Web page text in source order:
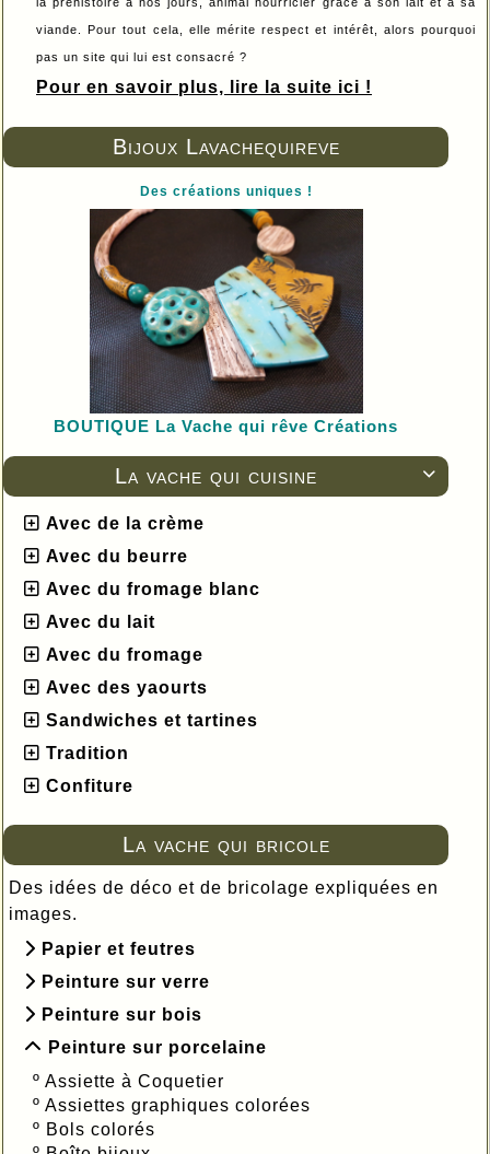
Bijoux Lavachequireve
Des créations uniques !
BOUTIQUE La Vache qui rêve Créations

La vache qui cuisine
Avec de la crème
Avec du beurre
Avec du fromage blanc
Avec du lait
Avec du fromage
Avec des yaourts
Sandwiches et tartines
Tradition
Confiture
La vache qui bricole
Des idées de déco et de bricolage expliquées en
images.
Papier et feutres
Peinture sur verre
Peinture sur bois
Peinture sur porcelaine
º Assiette à Coquetier
º Assiettes graphiques colorées
º Bols colorés
viande. Pour tout cela, elle mérite respect et intérêt, alors pourquoi
pas un site qui lui est consacré ?
Pour en savoir plus, lire la suite ici !